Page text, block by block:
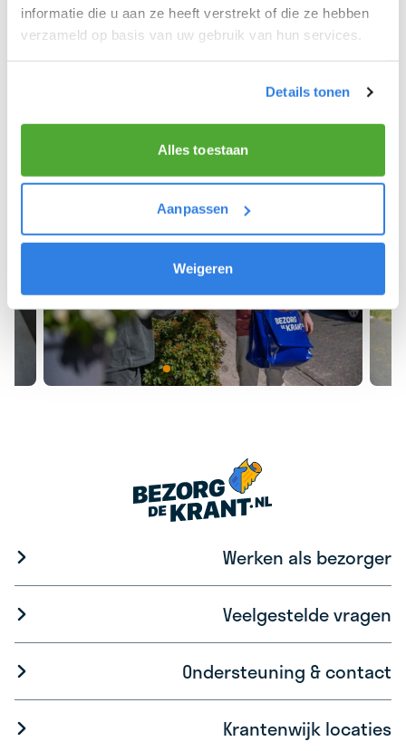
informatie die u aan ze heeft verstrekt of die ze hebben
verzameld op basis van uw gebruik van hun services.
Details tonen
Alles toestaan
Aanpassen
Weigeren
Meld je aan als krantenbezorger!
Werken als bezorger
Veelgestelde vragen
Ondersteuning & contact
Krantenwijk locaties